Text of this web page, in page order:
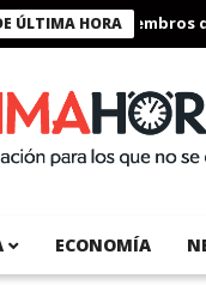
ÚLTIMA HORA
a miembros de la
ECONOMÍA